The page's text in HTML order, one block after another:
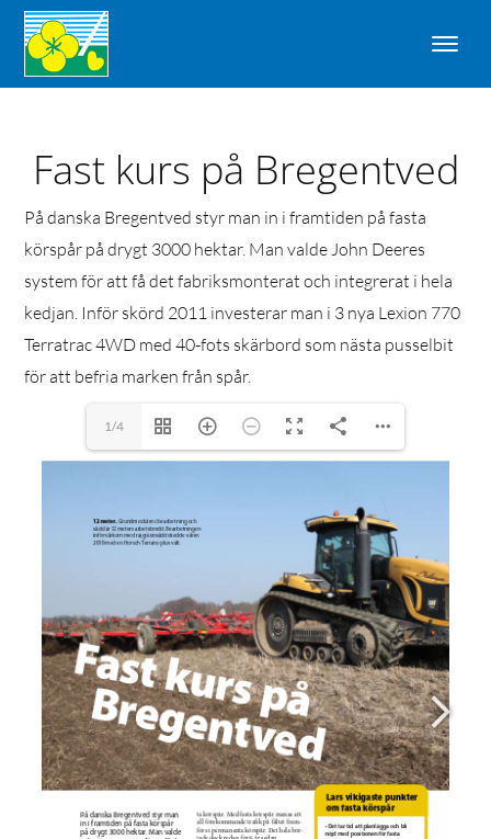
Fast kurs på Bregentved
På danska Bregentved styr man in i framtiden på fasta
körspår på drygt 3000 hektar. Man valde John Deeres
system för att få det fabriksmonterat och integrerat i hela
kedjan. Inför skörd 2011 investerar man i 3 nya Lexion 770
Terratrac 4WD med 40-fots skärbord som nästa pusselbit
för att befria marken från spår.
1/4